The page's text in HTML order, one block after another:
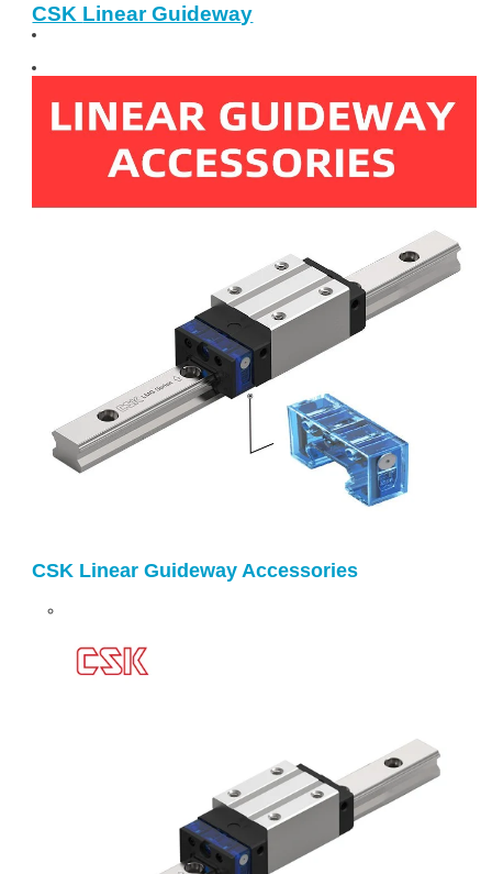
CSK Linear Guideway
CSK Linear Guideway Accessories